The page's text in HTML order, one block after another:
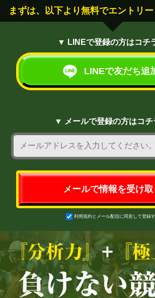
まずは、以下より無料でエントリー
▼ LINEで登録の方はコチ
LINEで友だち追
▼ メールで登録の方はコ
利用規約とメール配信に同意して登録